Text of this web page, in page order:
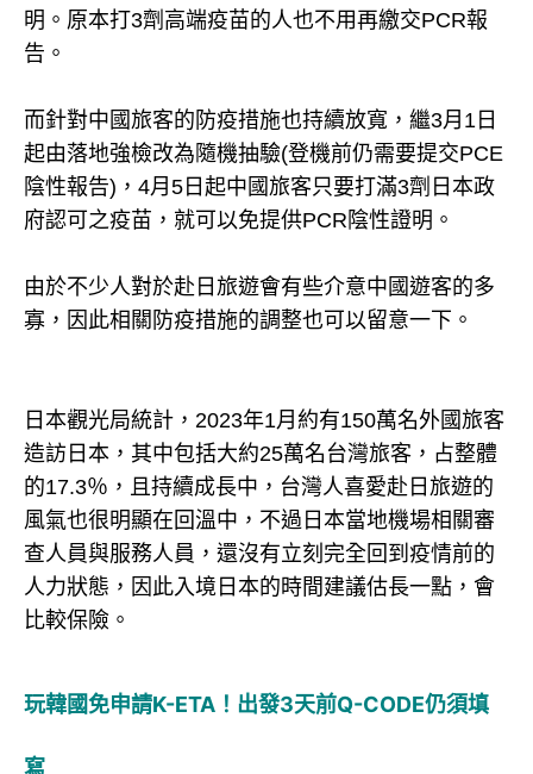
明。原本打3劑高端疫苗的人也不用再繳交PCR報
告。
而針對中國旅客的防疫措施也持續放寬，繼3月1日
起由落地強檢改為隨機抽驗(登機前仍需要提交PCE
陰性報告)，4月5日起中國旅客只要打滿3劑日本政
府認可之疫苗，就可以免提供PCR陰性證明。
由於不少人對於赴日旅遊會有些介意中國遊客的多
寡，因此相關防疫措施的調整也可以留意一下。
日本觀光局統計，2023年1月約有150萬名外國旅客
造訪日本，其中包括大約25萬名台灣旅客，占整體
的17.3％，且持續成長中，台灣人喜愛赴日旅遊的
風氣也很明顯在回溫中，不過日本當地機場相關審
查人員與服務人員，還沒有立刻完全回到疫情前的
人力狀態，因此入境日本的時間建議估長一點，會
比較保險。
玩韓國免申請K-ETA！出發3天前Q-CODE仍須填
寫